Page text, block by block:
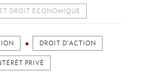
DROIT ÉCONOMIQUE
DROIT D'ACTION
PRIVÉ